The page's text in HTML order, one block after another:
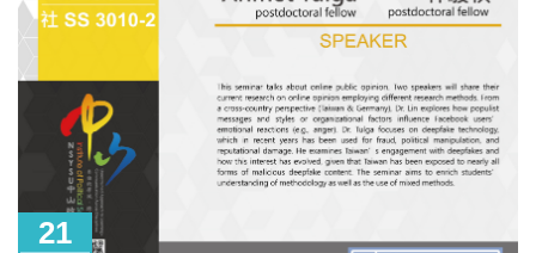
博生） • 報名連結： https://reurl.cc/gYOy4Q
21